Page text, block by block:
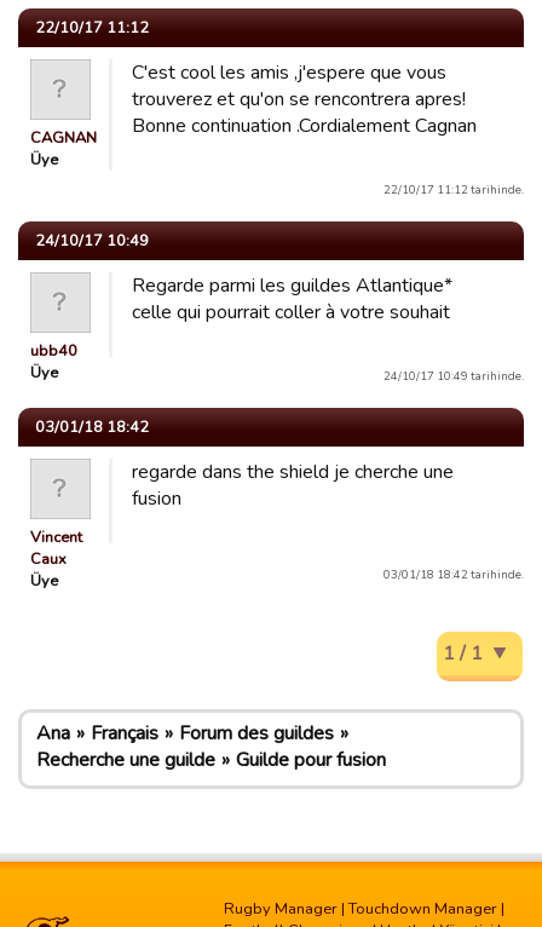
22/10/17 11:12
CAGNAN
Üye
C'est cool les amis ,j'espere que vous
trouverez et qu'on se rencontrera apres!
Bonne continuation .Cordialement Cagnan
22/10/17 11:12 tarihinde.
24/10/17 10:49
ubb40
Üye
Regarde parmi les guildes Atlantique*
celle qui pourrait coller à votre souhait
24/10/17 10:49 tarihinde.
03/01/18 18:42
Vincent
Caux
Üye
regarde dans the shield je cherche une
fusion
03/01/18 18:42 tarihinde.
1 / 1
Ana Français
Forum des guildes
Recherche une guilde
Guilde pour fusion
Rugby Manager |Touchdown Manager |